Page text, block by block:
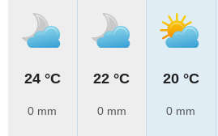
24 °C
0 mm
22 °C
0 mm
20 °C
0 mm